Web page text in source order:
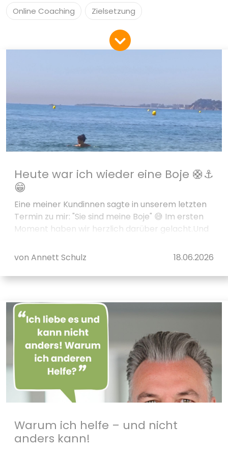
Heute war ich wieder eine Boje 🛟⚓
😁
Eine meiner Kundinnen sagte in unserem letzten
Termin zu mir: "Sie sind meine Boje" 😅 Im ersten
Moment haben wir herzlich darüber gelacht.Und
von Annett Schulz
18.06.2026
Warum ich helfe – und nicht
anders kann!
Online Coaching Zielsetzung